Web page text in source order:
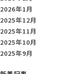
2026年1月
2025年12月
2025年11月
2025年10月
2025年9月